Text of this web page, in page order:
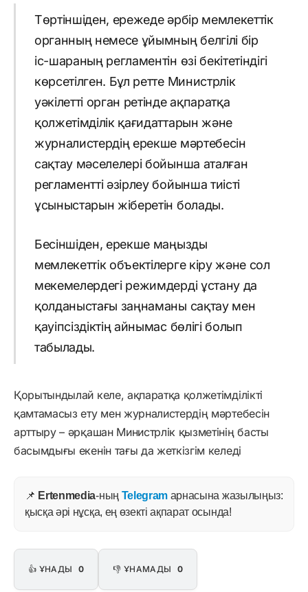
Төртіншіден, ережеде әрбір мемлекеттік
органның немесе ұйымның белгілі бір
іс-шараның регламентін өзі бекітетіндігі
көрсетілген. Бұл ретте Министрлік
уәкілетті орган ретінде ақпаратқа
қолжетімділік қағидаттарын және
журналистердің ерекше мәртебесін
сақтау мәселелері бойынша аталған
регламентті әзірлеу бойынша тиісті
ұсыныстарын жіберетін болады.
Бесіншіден, ерекше маңызды
мемлекеттік объектілерге кіру және сол
мекемелердегі режимдерді ұстану да
қолданыстағы заңнаманы сақтау мен
қауіпсіздіктің айнымас бөлігі болып
табылады.
Қорытындылай келе, ақпаратқа қолжетімділікті
қамтамасыз ету мен журналистердің мәртебесін
арттыру – әрқашан Министрлік қызметінің басты
басымдығы екенін тағы да жеткізгім келеді
📌 Ertenmedia-ның Telegram арнасына жазылыңыз:
қысқа әрі нұсқа, ең өзекті ақпарат осында!
👍 ҰНАДЫ 0 👎 ҰНАМАДЫ 0